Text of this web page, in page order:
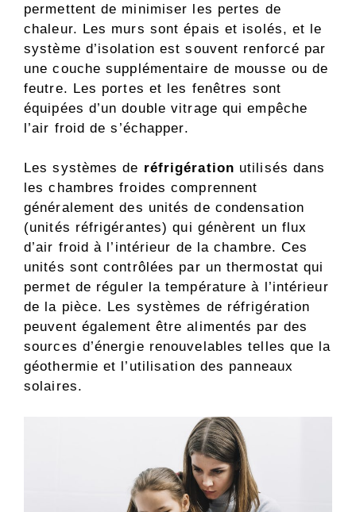
permettent de minimiser les pertes de
chaleur. Les murs sont épais et isolés, et le
système d’isolation est souvent renforcé par
une couche supplémentaire de mousse ou de
feutre. Les portes et les fenêtres sont
équipées d’un double vitrage qui empêche
l’air froid de s’échapper.
Les systèmes de réfrigération utilisés dans
les chambres froides comprennent
généralement des unités de condensation
(unités réfrigérantes) qui génèrent un flux
d’air froid à l’intérieur de la chambre. Ces
unités sont contrôlées par un thermostat qui
permet de réguler la température à l’intérieur
de la pièce. Les systèmes de réfrigération
peuvent également être alimentés par des
sources d’énergie renouvelables telles que la
géothermie et l’utilisation des panneaux
solaires.